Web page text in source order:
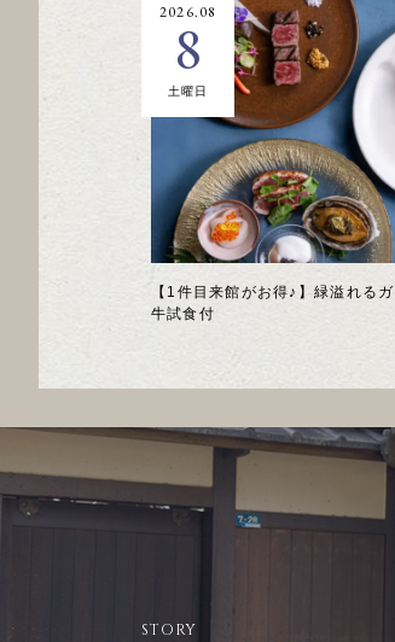
【1件目来館がお得♪】緑溢れる
牛試食付
2026.08
8
土曜日
STORY